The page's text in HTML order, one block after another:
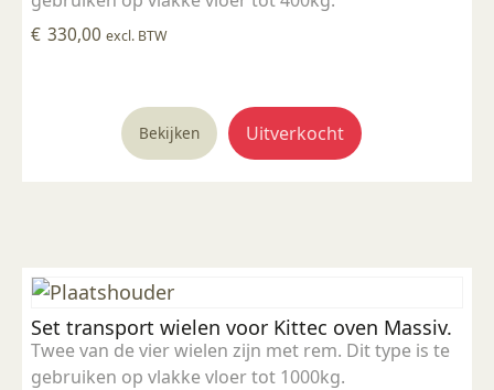
€ 330,00 excl. BTW
Bekijken Uitverkocht
Set transport wielen voor Kittec oven Massiv.
Twee van de vier wielen zijn met rem. Dit type is te
gebruiken op vlakke vloer tot 1000kg.